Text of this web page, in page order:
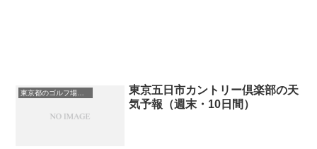
東京都のゴルフ場一覧｜距離が長い・広いゴルフ場ランキング
東京五日市カントリー倶楽部の天
気予報（週末・10日間）